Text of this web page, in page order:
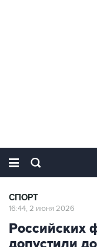
СПОРТ
16:44, 2 июня 2026
Российских